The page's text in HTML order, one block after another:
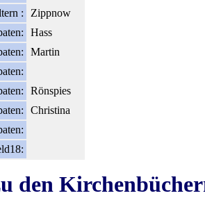
:
Zippnow
Hass
Martin
Rönspies
Christina
den